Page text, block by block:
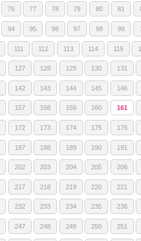
76 77 78 79 80 81
94 95 96 97 98 99
111 112 113 114 115
127 128 129 130 131
142 143 144 145 146
157 158 159 160 161
172 173 174 175 176
187 188 189 190 191
202 203 204 205 206
217 218 219 220 221
232 233 234 235 236
247 248 249 250 251